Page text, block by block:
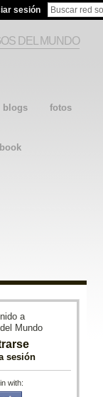
sesión
blogs
fotos
DEL MUNDO
a
Mundo
sesión
with: